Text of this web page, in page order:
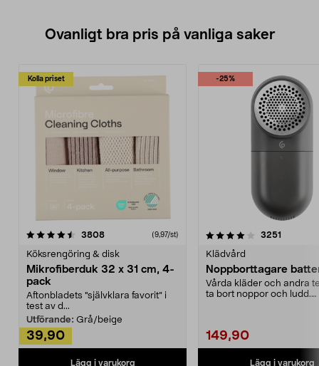
Ovanligt bra pris på vanliga saker
Kolla priset
3808recensioner (9,97/st)
Köksrengöring & disk
Mikrofiberduk 32 x 31 cm, 4-
pack
Aftonbladets "självklara favorit” i
test av d...
Utförande: Grå/beige
39,90
Lägg i varukorg
-25%
4.0av 5 stjärnor 3251
Klädvård
Noppborttagare
Vårda kläder och andra
ta bort noppor och ludd.
149,90
Lägg i varukorg
4.5av 5 stjärnor